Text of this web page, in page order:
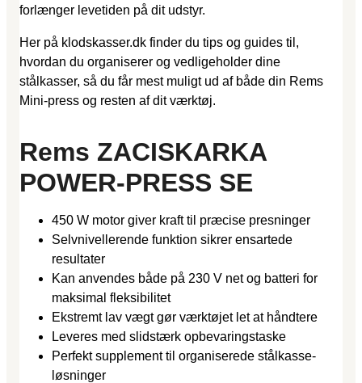
forlænger levetiden på dit udstyr.
Her på klodskasser.dk finder du tips og guides til,
hvordan du organiserer og vedligeholder dine
stålkasser, så du får mest muligt ud af både din Rems
Mini-press og resten af dit værktøj.
Rems ZACISKARKA
POWER-PRESS SE
450 W motor giver kraft til præcise presninger
Selvnivellerende funktion sikrer ensartede
resultater
Kan anvendes både på 230 V net og batteri for
maksimal fleksibilitet
Ekstremt lav vægt gør værktøjet let at håndtere
Leveres med slidstærk opbevaringstaske
Perfekt supplement til organiserede stålkasse-
løsninger